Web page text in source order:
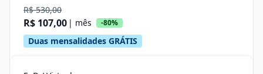
R$ 530,00
R$ 107,00 | mês -80%
Duas mensalidades GRÁTIS